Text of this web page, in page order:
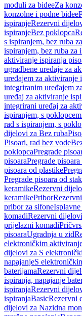
moduli za bideeZa
konzolne i podne bidee
ispiranjeRezervni
ispiranjeBez poklopca
s ispiranjem, bez ruba
ispiranjem, bez ruba za
aktiviranje ispiranja
ugradbene uređaje za
uređajem za aktiviranje
integriranim uređajem
uređaj za aktiviranje
integrirani uređaj za
ispiranjem, s
rad s ispiranjem, s
dijelovi za Bez ruba
Pisoari, rad bez vode
poklopcaPregrade
pisoaraPregrade
pisoara od plastike
Pregrade pisoara od
keramikeRezervni
keramikePribor
pribor za sifone
komadiRezervni
prijelazni komadi
pisoaraUgradnja u zid
elektroničkim
dijelovi za S
napajanjeS
baterijamaRezervni
ispiranja, napajanje
ispiranjaRezervni
ispiranjaBasicRezervni
dijelovi za Nazidna